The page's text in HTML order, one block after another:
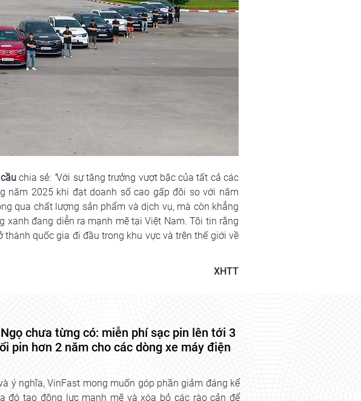
chia sẻ: “Với sự tăng trưởng vượt bậc của tất cả các
năm 2025 khi đạt doanh số cao gấp đôi so với năm
qua chất lượng sản phẩm và dịch vụ, mà còn khẳng
đang diễn ra mạnh mẽ tại Việt Nam. Tôi tin rằng
quốc gia đi đầu trong khu vực và trên thế giới về
XHTT
chưa từng có: miễn phí sạc pin lên tới 3
pin hơn 2 năm cho các dòng xe máy điện
ý nghĩa, VinFast mong muốn góp phần giảm đáng kể
đó tạo động lực mạnh mẽ và xóa bỏ các rào cản để